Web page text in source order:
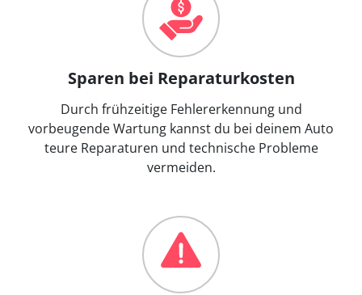
Sparen bei Reparaturkosten
Durch frühzeitige Fehlererkennung und
vorbeugende Wartung kannst du bei deinem Auto
teure Reparaturen und technische Probleme
vermeiden.